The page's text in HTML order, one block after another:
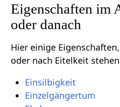
Eigenschaften im
oder danach
Hier einige
oder nach Eitelkeit
Einsilbigkeit
Einzelgängertum